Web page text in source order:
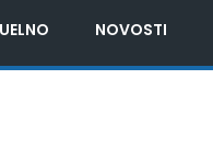
NOVOSTI